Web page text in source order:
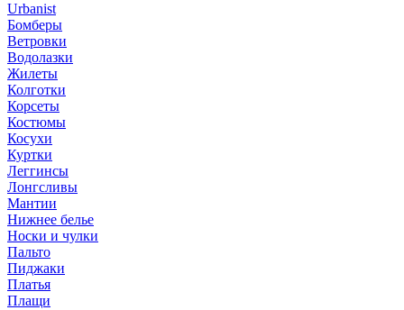
Urbanist
Бомберы
Ветровки
Водолазки
Жилеты
Колготки
Корсеты
Костюмы
Косухи
Куртки
Леггинсы
Лонгсливы
Мантии
Нижнее белье
Носки и чулки
Пальто
Пиджаки
Платья
Плащи